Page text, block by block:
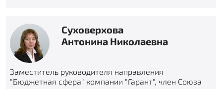
Суховерхова
Антонина Николаевна
Заместитель руководителя направления
"Бюджетная сфера" компании "Гарант", член Союза